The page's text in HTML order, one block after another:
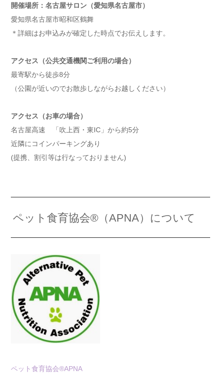
開催場所：名古屋サロン（愛知県名古屋市）
愛知県名古屋市昭和区鶴舞
＊詳細はお申込みが確定した時点でお伝えします。
アクセス（公共交通機関ご利用の場合）
最寄駅から徒歩8分
（公園が近いのでお散歩しながらお越しください）
アクセス（お車の場合）
名古屋高速 「吹上西・東IC」から約5分
近隣にコインパーキングあり
(提携、割引等は行なっておりません)
ペット食育協会®（APNA）について
ペット食育協会®APNA